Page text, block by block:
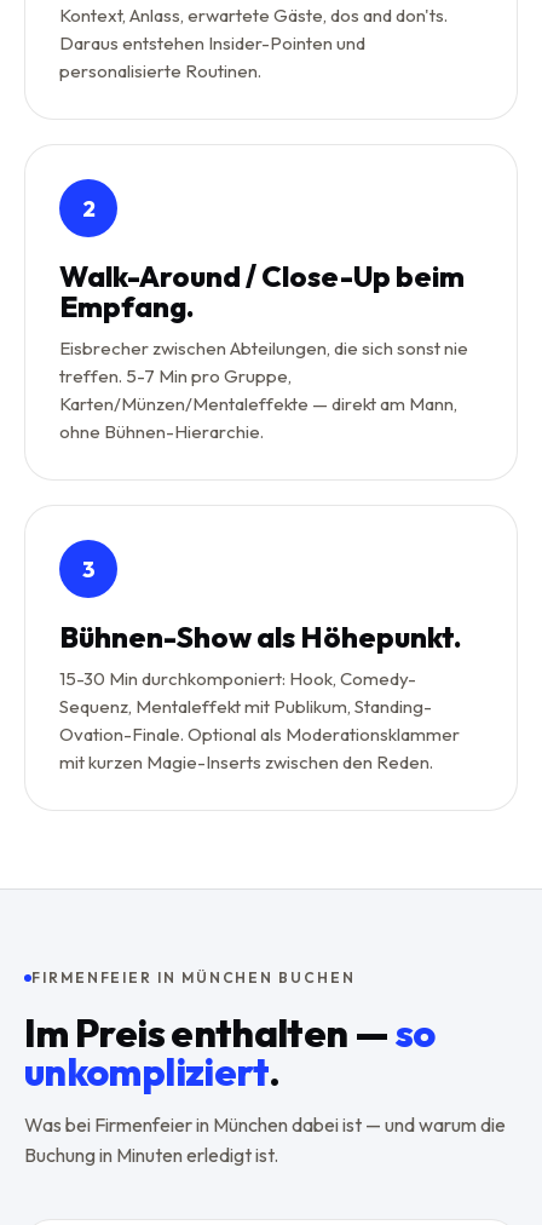
Kontext, Anlass, erwartete Gäste, dos and don'ts.
Daraus entstehen Insider-Pointen und
personalisierte Routinen.
2
Walk-Around / Close-Up beim
Empfang.
Eisbrecher zwischen Abteilungen, die sich sonst nie
treffen. 5-7 Min pro Gruppe,
Karten/Münzen/Mentaleffekte — direkt am Mann,
ohne Bühnen-Hierarchie.
3
Bühnen-Show als Höhepunkt.
15-30 Min durchkomponiert: Hook, Comedy-
Sequenz, Mentaleffekt mit Publikum, Standing-
Ovation-Finale. Optional als Moderationsklammer
mit kurzen Magie-Inserts zwischen den Reden.
FIRMENFEIER IN MÜNCHEN BUCHEN
Im Preis enthalten —so
unkompliziert.
Was bei Firmenfeier in München dabei ist — und warum die
Buchung in Minuten erledigt ist.